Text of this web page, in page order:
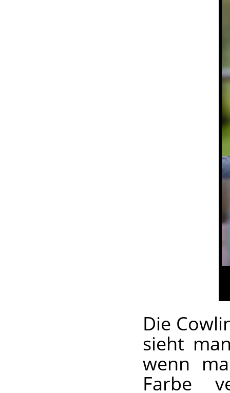
Die
sieht
wenn
Farbe